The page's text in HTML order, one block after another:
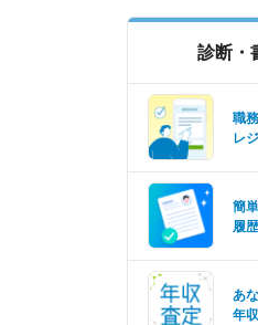
診断・
職
レ
簡
履
あ
年